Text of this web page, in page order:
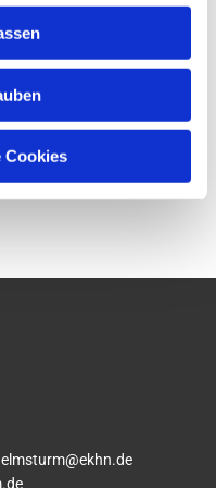
Cookies